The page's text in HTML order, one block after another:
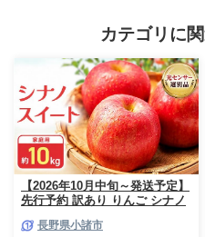
んとん タルト 焼き菓子 お菓子作
り 生栗 先行予約 おすすめ 人気 お
取り寄せ 送料無料 贈答 ギフト
カテゴリに
【2026年10月中旬～発送予定】
先行予約 訳あり りんご シナノ
庭用 フルーツ 果物 甘い 訳あり
長野県小諸市